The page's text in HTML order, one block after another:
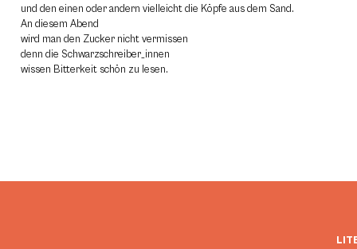
und den einen oder andern vielleicht die Köpfe aus dem Sand.
An diesem Abend
wird man den Zucker nicht vermissen
denn die Schwarzschreiber_innen
wissen Bitterkeit schön zu lesen.